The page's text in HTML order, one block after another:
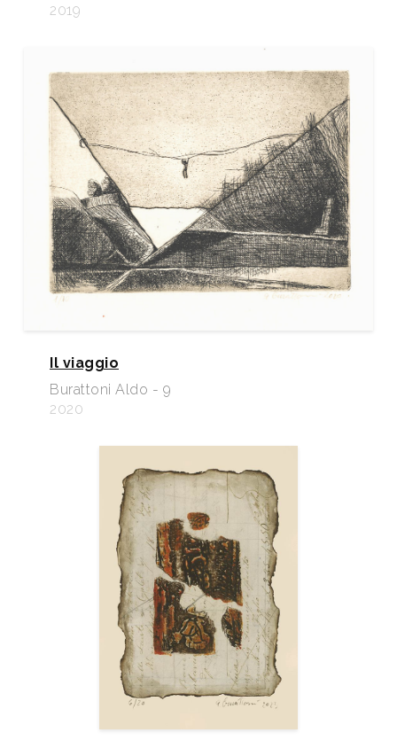
2019
Il viaggio
Burattoni Aldo - 9
2020